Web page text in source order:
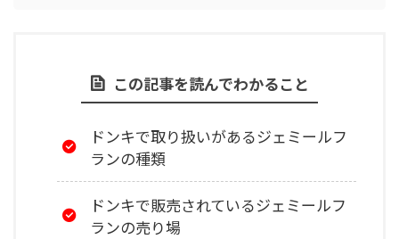
この記事を読んでわかること
ドンキで取り扱いがあるジェミールフ
ランの種類
ドンキで販売されているジェミールフ
ランの売り場